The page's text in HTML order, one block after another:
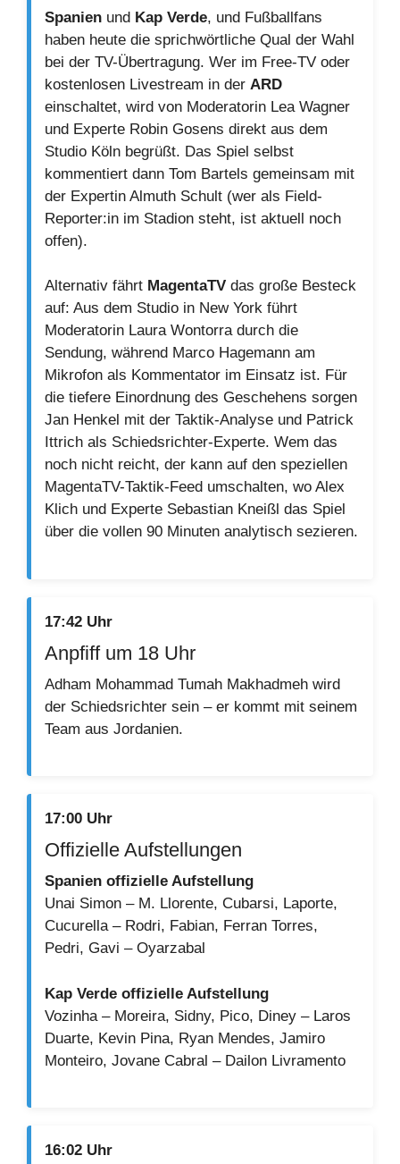
Spanien und Kap Verde, und Fußballfans
haben heute die sprichwörtliche Qual der Wahl
bei der TV-Übertragung. Wer im Free-TV oder
kostenlosen Livestream in der ARD
einschaltet, wird von Moderatorin Lea Wagner
und Experte Robin Gosens direkt aus dem
Studio Köln begrüßt. Das Spiel selbst
kommentiert dann Tom Bartels gemeinsam mit
der Expertin Almuth Schult (wer als Field-
Reporter:in im Stadion steht, ist aktuell noch
offen).
Alternativ fährt MagentaTV das große Besteck
auf: Aus dem Studio in New York führt
Moderatorin Laura Wontorra durch die
Sendung, während Marco Hagemann am
Mikrofon als Kommentator im Einsatz ist. Für
die tiefere Einordnung des Geschehens sorgen
Jan Henkel mit der Taktik-Analyse und Patrick
Ittrich als Schiedsrichter-Experte. Wem das
noch nicht reicht, der kann auf den speziellen
MagentaTV-Taktik-Feed umschalten, wo Alex
Klich und Experte Sebastian Kneißl das Spiel
über die vollen 90 Minuten analytisch sezieren.
17:42 Uhr
Anpfiff um 18 Uhr
Adham Mohammad Tumah Makhadmeh wird
der Schiedsrichter sein – er kommt mit seinem
Team aus Jordanien.
17:00 Uhr
Offizielle Aufstellungen
Spanien offizielle Aufstellung
Unai Simon – M. Llorente, Cubarsi, Laporte,
Cucurella – Rodri, Fabian, Ferran Torres,
Pedri, Gavi – Oyarzabal
Kap Verde offizielle Aufstellung
Vozinha – Moreira, Sidny, Pico, Diney – Laros
Duarte, Kevin Pina, Ryan Mendes, Jamiro
Monteiro, Jovane Cabral – Dailon Livramento
16:02 Uhr